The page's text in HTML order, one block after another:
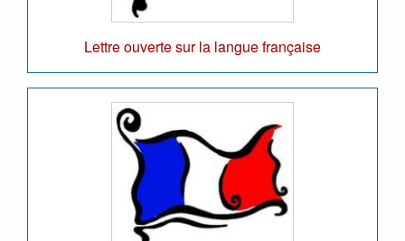
Lettre ouverte sur la langue française